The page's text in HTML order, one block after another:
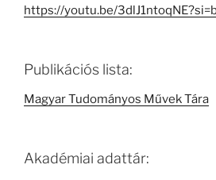
https://youtu.be/
Publikációs lista:
Magyar Tudományos Művek Tára
Akadémiai adattár: